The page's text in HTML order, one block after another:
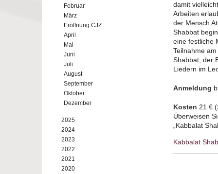
Februar
März
Eröffnung CJZ
April
Mai
Juni
Juli
August
September
Oktober
Dezember
2025
2024
2023
2022
2021
2020
damit
Arbeiten
der Mensch
Shabbat
eine festliche
Teilnahme
Shabbat, der
Liedern im
Anmeldung
Kosten 21 €
Überweisen
„Kabbalat
Kabbalat